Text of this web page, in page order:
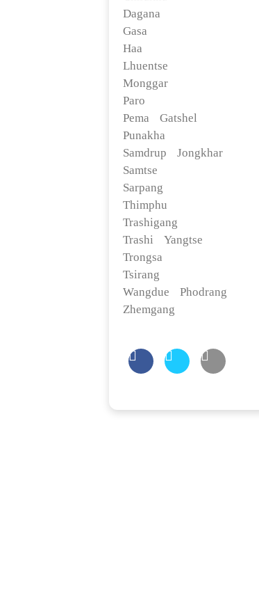
Lhuentse
Pema Gatshel
Punakha
Samdrup Jongkhar
Thimphu
Trashigang
Trashi Yangtse
Tsirang
Wangdue Phodrang
Zhemgang